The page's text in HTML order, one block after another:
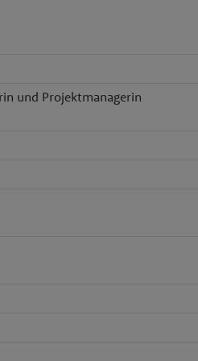
und Projektmanagerin